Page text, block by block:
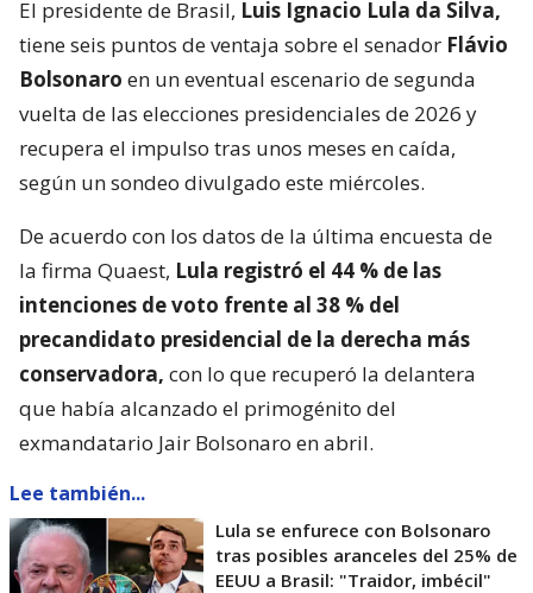
El presidente de Brasil, Luis Ignacio Lula da Silva,
tiene seis puntos de ventaja sobre el senador Flávio
Bolsonaro en un eventual escenario de segunda
vuelta de las elecciones presidenciales de 2026 y
recupera el impulso tras unos meses en caída,
según un sondeo divulgado este miércoles.
De acuerdo con los datos de la última encuesta de
la firma Quaest, Lula registró el 44 % de las
intenciones de voto frente al 38 % del
precandidato presidencial de la derecha más
conservadora, con lo que recuperó la delantera
que había alcanzado el primogénito del
exmandatario Jair Bolsonaro en abril.
Lee también...
Lula se enfurece con Bolsonaro
tras posibles aranceles del 25% de
EEUU a Brasil: "Traidor, imbécil"